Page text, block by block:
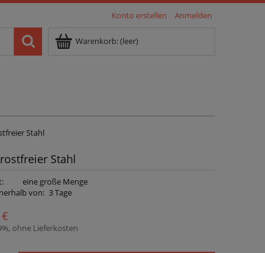
Konto erstellen Anmelden
Warenkorb:(leer)
Stahl
Stahl
eine große Menge
von: 3 Tage
ohne Lieferkosten